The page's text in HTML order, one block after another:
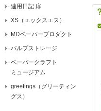
連用日記 扉
XS（エックスエス）
MDペーパープロダクト
パルプストレージ
ペーパークラフト
ミュージアム
greetings（グリーティン
グス）